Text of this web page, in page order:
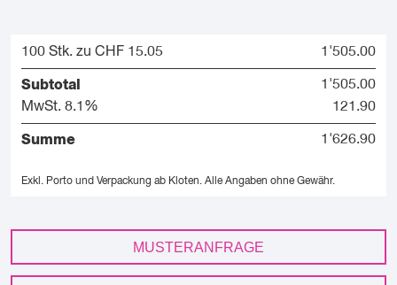
100 Stk. zu CHF 15.05 1'505.00
Subtotal
1'505.00
MwSt. 8.1%
121.90
Summe 1'626.90
Exkl. Porto und Verpackung ab Kloten. Alle Angaben ohne Gewähr.
MUSTERANFRAGE